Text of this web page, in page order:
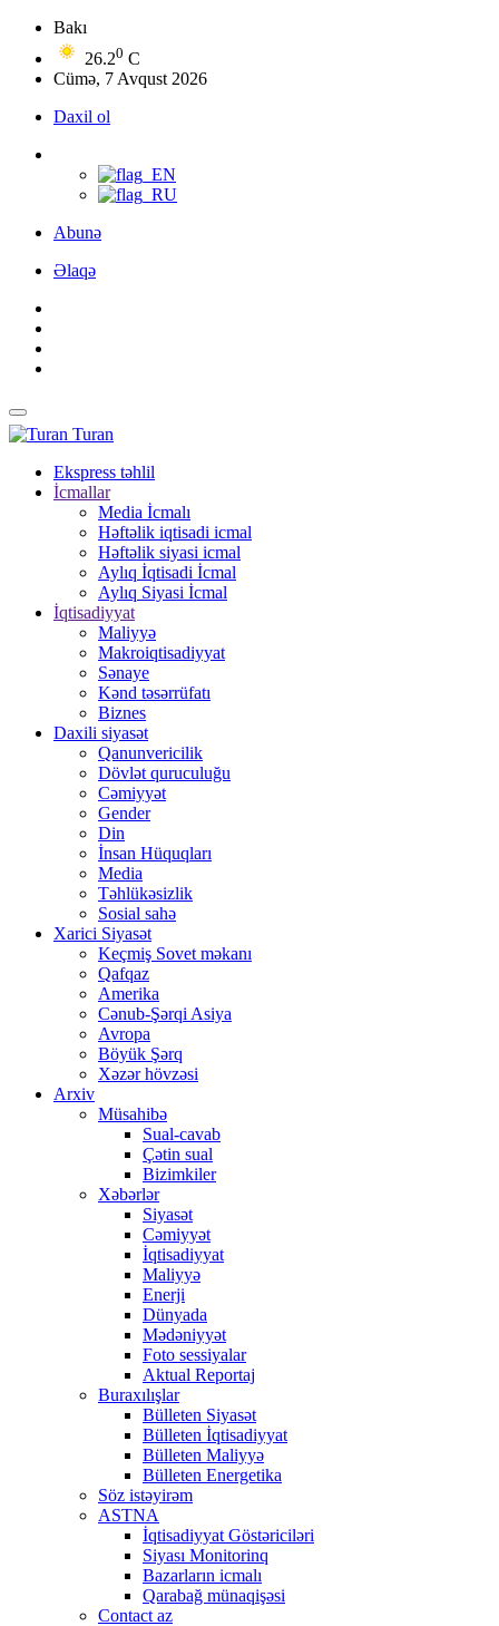
Bakı
26.20 C
Cümə, 7 Avqust 2026
Daxil ol
Abunə
Əlaqə
Turan
Ekspress təhlil
İcmallar
Media İcmalı
Həftəlik iqtisadi icmal
Həftəlik siyasi icmal
Aylıq İqtisadi İcmal
Aylıq Siyasi İcmal
İqtisadiyyat
Maliyyə
Makroiqtisadiyyat
Sənaye
Kənd təsərrüfatı
Biznes
Daxili siyasət
Qanunvericilik
Dövlət quruculuğu
Cəmiyyət
Gender
Din
İnsan Hüquqları
Media
Təhlükəsizlik
Sosial sahə
Xarici Siyasət
Keçmiş Sovet məkanı
Qafqaz
Amerika
Cənub-Şərqi Asiya
Avropa
Böyük Şərq
Xəzər hövzəsi
Arxiv
Müsahibə
Sual-cavab
Çətin sual
Bizimkiler
Xəbərlər
Siyasət
Cəmiyyət
İqtisadiyyat
Maliyyə
Enerji
Dünyada
Mədəniyyət
Foto sessiyalar
Aktual Reportaj
Buraxılışlar
Bülleten Siyasət
Bülleten İqtisadiyyat
Bülleten Maliyyə
Bülleten Energetika
Söz istəyirəm
ASTNA
İqtisadiyyat Göstəriciləri
Siyası Monitorinq
Bazarların icmalı
Qarabağ münaqişəsi
Contact az